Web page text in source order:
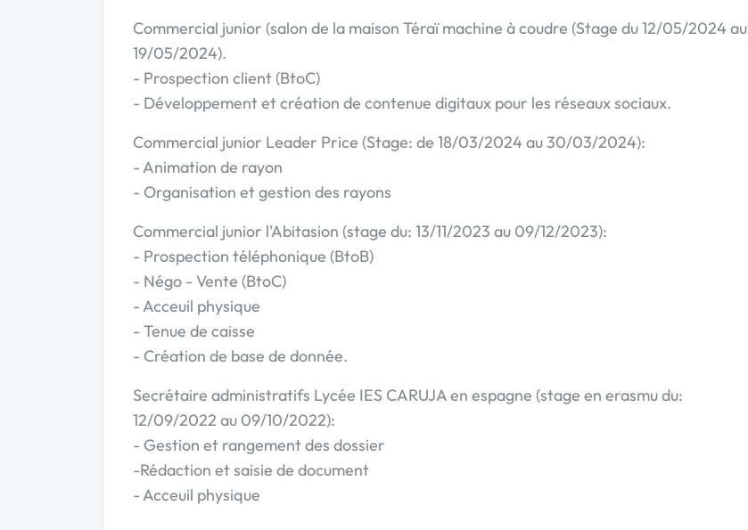
Commercial junior (salon de la maison Téraï machine à coudre (Stage du 12/05/2024 au
19/05/2024).
- Prospection client (BtoC)
- Développement et création de contenue digitaux pour les réseaux sociaux.
Commercial junior Leader Price (Stage: de 18/03/2024 au 30/03/2024):
- Animation de rayon
- Organisation et gestion des rayons
Commercial junior l'Abitasion (stage du: 13/11/2023 au 09/12/2023):
- Prospection téléphonique (BtoB)
- Négo - Vente (BtoC)
- Acceuil physique
- Tenue de caisse
- Création de base de donnée.
Secrétaire administratifs Lycée IES CARUJA en espagne (stage en erasmu du:
12/09/2022 au 09/10/2022):
- Gestion et rangement des dossier
-Rédaction et saisie de document
- Acceuil physique